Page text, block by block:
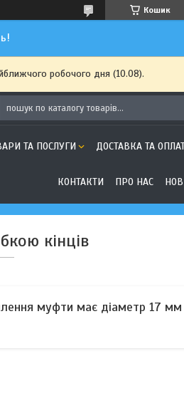
Кошик
робочого дня (10.08).
ТА ПОСЛУГИ ДОСТАВКА ТА
КОНТАКТИ ПРО НАС
кінців
муфти має діаметр 17 мм